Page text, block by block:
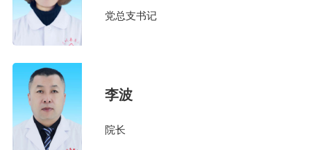
党总支书记
李波
院长